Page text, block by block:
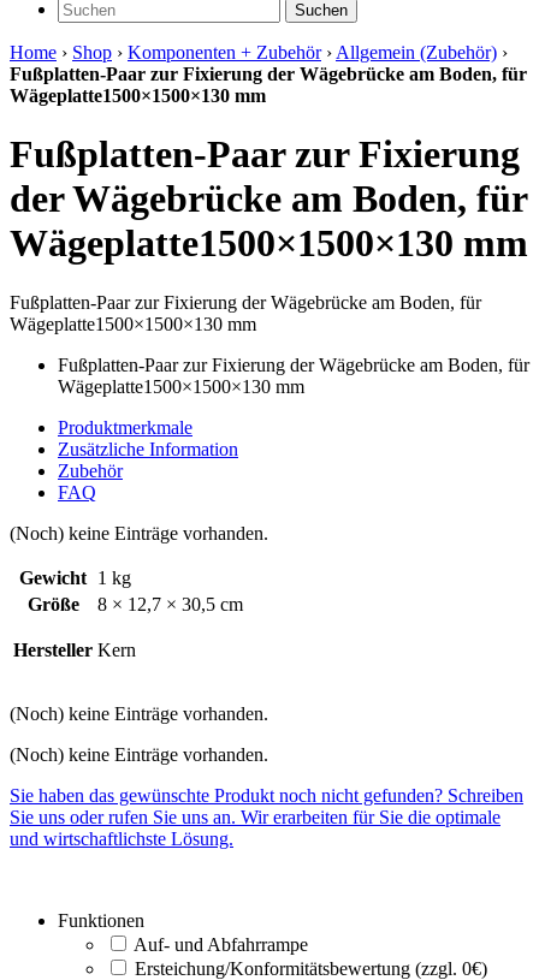
Suchen
Home › Shop › Komponenten + Zubehör› Allgemein (Zubehör) ›
Fußplatten-Paar zur Fixierung der Wägebrücke am Boden, für
Wägeplatte1500×1500×130 mm
Fußplatten-Paar zur Fixierung
der Wägebrücke am Boden, für
Wägeplatte1500×1500×130 mm
Fußplatten-Paar zur Fixierung der Wägebrücke am Boden, für
Wägeplatte1500×1500×130 mm
Fußplatten-Paar zur Fixierung der Wägebrücke am Boden, für
Wägeplatte1500×1500×130 mm
Produktmerkmale
Zusätzliche Information
Zubehör
FAQ
(Noch) keine Einträge vorhanden.
Gewicht 1 kg
Größe
8 × 12,7 × 30,5 cm
Hersteller Kern
(Noch) keine Einträge vorhanden.
(Noch) keine Einträge vorhanden.
Sie haben das gewünschte Produkt noch nicht gefunden? Schreiben
Sie uns oder rufen Sie uns an. Wir erarbeiten für Sie die optimale
und wirtschaftlichste Lösung.
Funktionen
Auf- und Abfahrrampe
Ersteichung/Konformitätsbewertung (zzgl. 0€)